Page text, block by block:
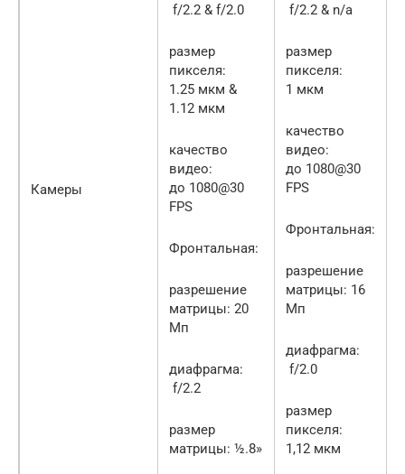
Камеры
f/2.2 & f/2.0
размер
пикселя:
1.25 мкм &
1.12 мкм
качество
видео:
до 1080@30
FPS
Фронтальная:
разрешение
матрицы: 20
Мп
диафрагма:
f/2.2
размер
матрицы: ½.8»
f/2.2 & n/a
размер
пикселя:
1 мкм
качество
видео:
до 1080@30
FPS
Фронтальная:
разрешение
матрицы: 16
Мп
диафрагма:
f/2.0
размер
пикселя:
1,12 мкм